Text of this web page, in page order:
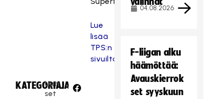
Lue
lisää
TPS:n
sivuilta
KATEGORIA:
Uuti
set
JAA:
04.08.2026
F-liigan alku
häämöttää:
Avauskierrok
set syyskuun